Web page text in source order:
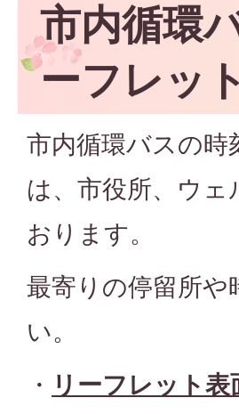
市内循環
ーフレット
市内循環バスの時
は、市役所、ウ
おります。
最寄りの停留所や
い。
・ リーフレット